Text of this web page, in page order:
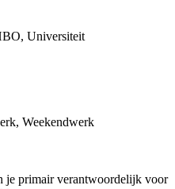
Universiteit
Weekendwerk
je primair verantwoordelijk voor